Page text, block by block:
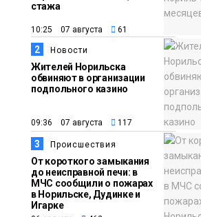
15:15
Образование
Как устроено
школьное
Норильске:
меню и
оплаты
14:36
06 августа
Плато
Путорана
На плато
создадут
наблюдения за
мерзлотой и
территорию от
стажа
10:25 07 августа 61
2 Новости
Жителей Норильска
обвиняют в организации
подпольного казино
09:36 07 августа 117
3 Происшествия
От короткого замыкания
до неисправной печи: в
МЧС сообщили о пожарах
в Норильске, Дудинке и
Игарке